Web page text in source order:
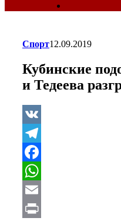
Спорт12.09.2019
Кубинские
и Тедеева
VK
Telegram
Facebook
WhatsApp
Email